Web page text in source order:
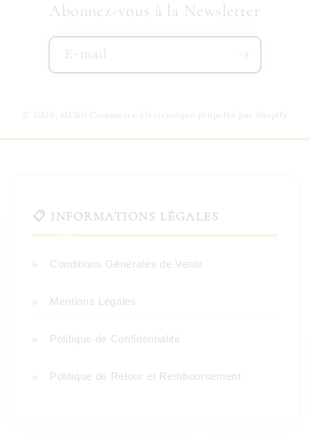
Abonnez-vous à la Newsletter
E-mail
© 2026, MCBD Commerce électronique propulsé par Shopify
📋 INFORMATIONS LÉGALES
Conditions Générales de Vente
Mentions Légales
Politique de Confidentialité
Politique de Retour et Remboursement